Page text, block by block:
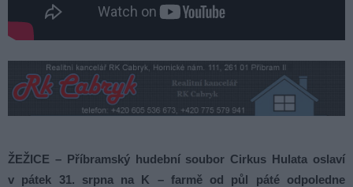
ŽEŽICE – Příbramský hudební soubor Cirkus Hulata oslaví
v pátek 31. srpna na K – farmě od půl páté odpoledne